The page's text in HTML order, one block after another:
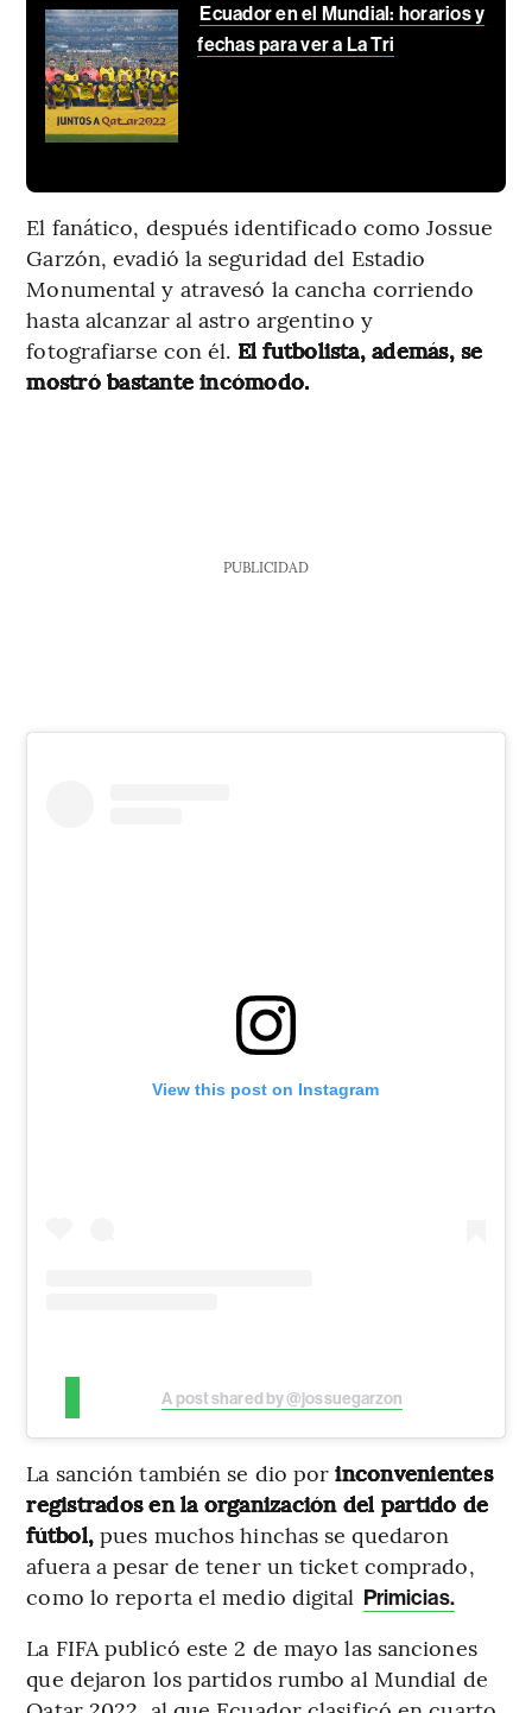
Ecuador en el Mundial: horarios y
fechas para ver a La Tri
El fanático, después identificado como Jossue
Garzón, evadió la seguridad del Estadio
Monumental y atravesó la cancha corriendo
hasta alcanzar al astro argentino y
fotografiarse con él. El futbolista, además, se
mostró bastante incómodo.
PUBLICIDAD
View this post on Instagram
A post shared by @jossuegarzon
La sanción también se dio porinconvenientes
registrados en la organización del partido de
fútbol, pues muchos hinchas se quedaron
afuera a pesar de tener un ticket comprado,
como lo reporta el medio digital Primicias.
La FIFA publicó este 2 de mayo las sanciones
que dejaron los partidos rumbo al Mundial de